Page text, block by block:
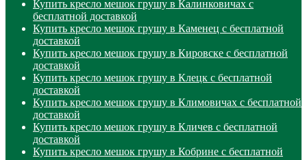
Купить кресло мешок грушу в Калинковичах с
бесплатной доставкой
Купить кресло мешок грушу в Каменец с бесплатной
доставкой
Купить кресло мешок грушу в Кировске с бесплатной
доставкой
Купить кресло мешок грушу в Клецк с бесплатной
доставкой
Купить кресло мешок грушу в Климовичах с бесплатной
доставкой
Купить кресло мешок грушу в Кличев с бесплатной
доставкой
Купить кресло мешок грушу в Кобрине с бесплатной